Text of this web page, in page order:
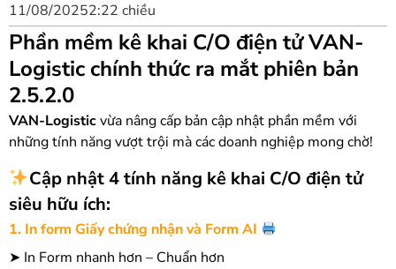
11/08/20252:22 chiều
Phần mềm kê khai C/O điện tử VAN-
Logistic chính thức ra mắt phiên bản
2.5.2.0
VAN-Logisticvừa nâng cấp bản cập nhật phần mềm với
những tính năng vượt trội mà các doanh nghiệp mong chờ!
Cập nhật 4 tính năng kê khai C/O điện tử
siêu hữu ích:
1. In form Giấy chứng nhận và Form AI
➤ In Form nhanh hơn – Chuẩn hơn